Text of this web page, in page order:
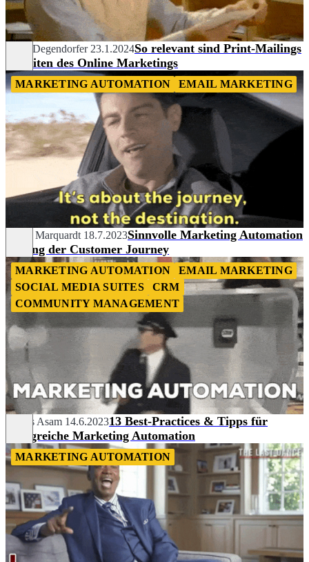
Aline Degendorfer 23.1.2024So relevant sind Print-Mailings
in Zeiten des Online Marketings
MARKETING AUTOMATION EMAIL MARKETING
David Marquardt 18.7.2023Sinnvolle Marketing Automation
entlang der Customer Journey
MARKETING AUTOMATION
EMAIL MARKETING
SOCIAL MEDIA SUITES
CRM
COMMUNITY MANAGEMENT
Tobias Asam 14.6.202313 Best-Practices & Tipps für
erfolgreiche Marketing Automation
MARKETING AUTOMATION